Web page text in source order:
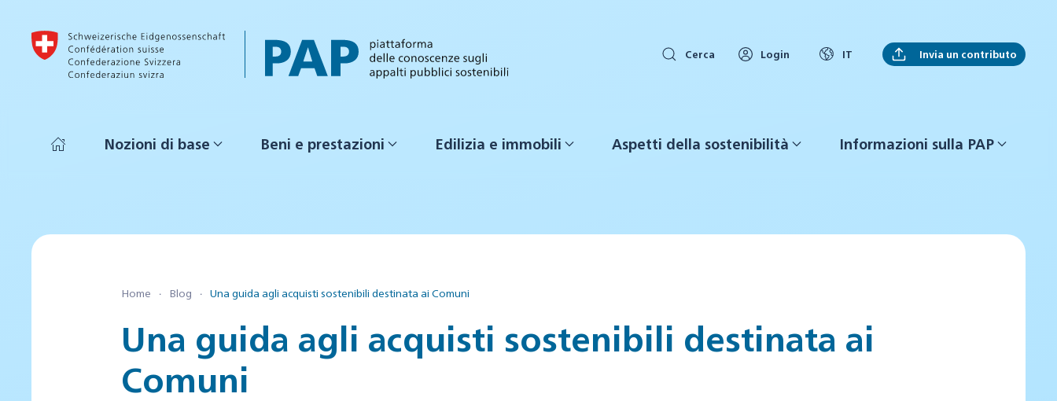
Skip to main content
Cerca Login IT Invia un contributo
Nozioni di base Beni e prestazioni Edilizia e immobili Aspetti della sostenibilità Informazioni sulla PAP
Home Blog Una guida agli acquisti sostenibili destinata ai Comuni
Una guida agli acquisti sostenibili destinata ai
Comuni